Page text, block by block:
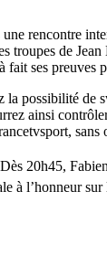
rencontre
de
ses
possibilité
ainsi
20h45,
à l’honneur